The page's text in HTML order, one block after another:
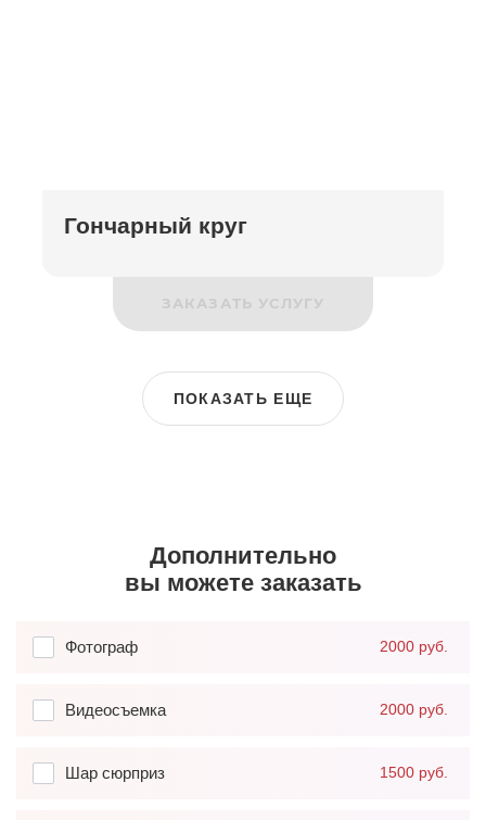
Гончарный круг
ЗАКАЗАТЬ УСЛУГУ
ПОКАЗАТЬ ЕЩЕ
Дополнительно
вы можете заказать
Фотограф 2000 руб.
Видеосъемка 2000 руб.
Шар сюрприз 1500 руб.